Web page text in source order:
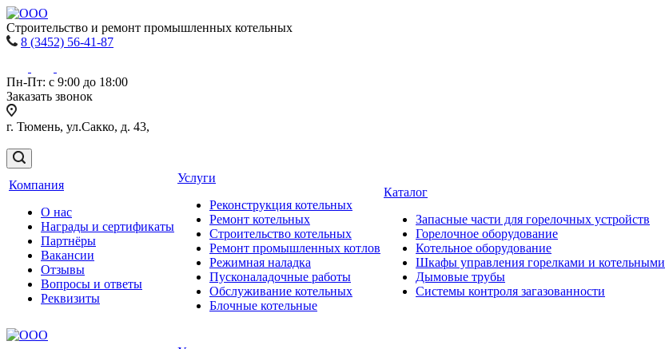
Строительство и ремонт промышленных котельных
8 (3452) 56-41-87
Пн-Пт: с 9:00 до 18:00
Заказать звонок
г. Тюмень, ул.Сакко, д. 43,
Компания
О нас
Награды и сертификаты
Партнёры
Вакансии
Отзывы
Вопросы и ответы
Реквизиты
Услуги
Реконструкция котельных
Ремонт котельных
Строительство котельных
Ремонт промышленных котлов
Режимная наладка
Пусконаладочные работы
Обслуживание котельных
Блочные котельные
Каталог
Запасные части для горелочных устройств
Горелочное оборудование
Котельное оборудование
Шкафы управления горелками и котельными
Дымовые трубы
Системы контроля загазованности